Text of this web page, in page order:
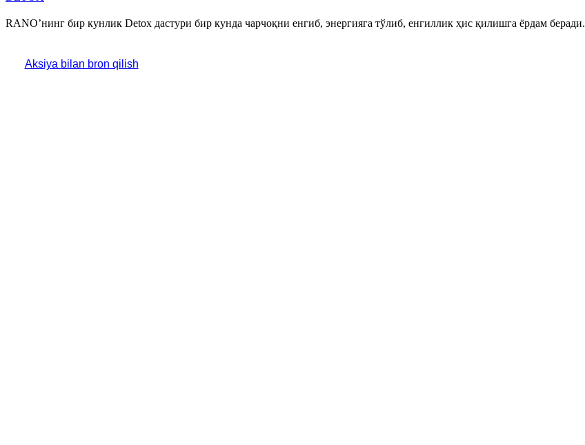
RANO’нинг бир кунлик Detox дастури бир кунда чарчоқни енгиб, энергияга тўлиб, енгиллик ҳис қилишга ёрдам беради.
Aksiya bilan bron qilish